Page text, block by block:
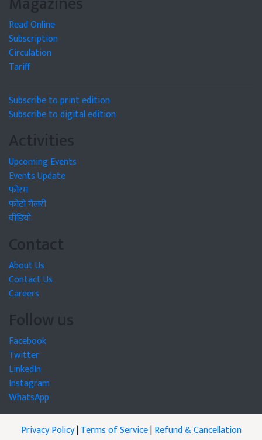
Read Online
Subscription
Circulation
Tariff
Subscribe to print edition
Subscribe to digital edition
Activities
Upcoming Events
Events Update
फोरम
फोटो गैलरी
वीडियो
Contact
About Us
Contact Us
Careers
Follow us
Facebook
Twitter
LinkedIn
Instagram
WhatsApp
Privacy Policy|Terms of Service|Refund & Cancellation